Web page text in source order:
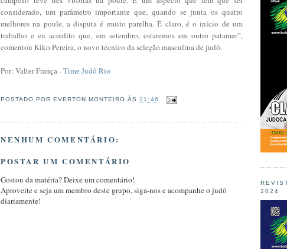
considerado, um parâmetro importante que, quando se junta os quatro
melhores na poule, a disputa é muito parelha. É claro, é o início de um
trabalho e eu acredito que, em setembro, estaremos em outro patamar”,
comentou Kiko Pereira, o novo técnico da seleção masculina de judô.
Por: Valter França -Time Judô Rio
POSTADO POR EVERTON MONTEIRO ÀS21:46
NENHUM COMENTÁRIO:
POSTAR UM COMENTÁRIO
Gostou da matéria? Deixe um comentário!
Aproveite e seja um membro deste grupo, siga-nos e acompanhe o judô
diariamente!
2024